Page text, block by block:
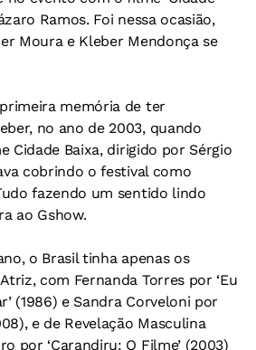
Ramos. Foi nessa ocasião,
Moura e Kleber Mendonça se
memória de ter
no ano de 2003, quando
Cidade Baixa, dirigido por Sérgio
cobrindo o festival como
fazendo um sentido lindo
ao Gshow.
o Brasil tinha apenas os
com Fernanda Torres por ‘Eu
(1986) e Sandra Corveloni por
e de Revelação Masculina
por ‘Carandiru: O Filme’ (2003)